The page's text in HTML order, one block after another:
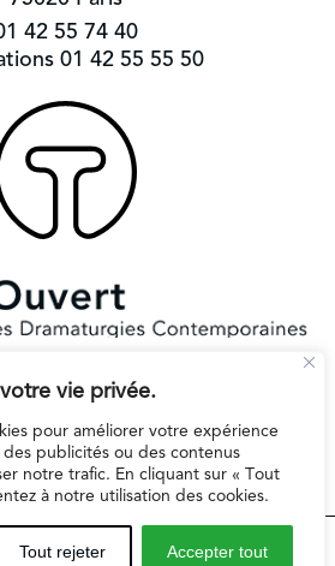
vie privée.
pour améliorer votre expérience
publicités ou des contenus
notre trafic. En cliquant sur « Tout
à notre utilisation des cookies.
Tout rejeter Accepter tout
42 55 74 40
01 42 55 55 50
de la Culture et la Ville de Paris.
Ile-de-France pour l’EPAT
Contact
Mentions légales
Politique de protection des données personnelles